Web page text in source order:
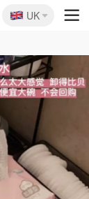
🇬🇧
UK